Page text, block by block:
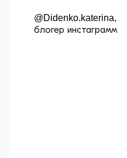
@Didenko.katerina,
блогер инстаграмм